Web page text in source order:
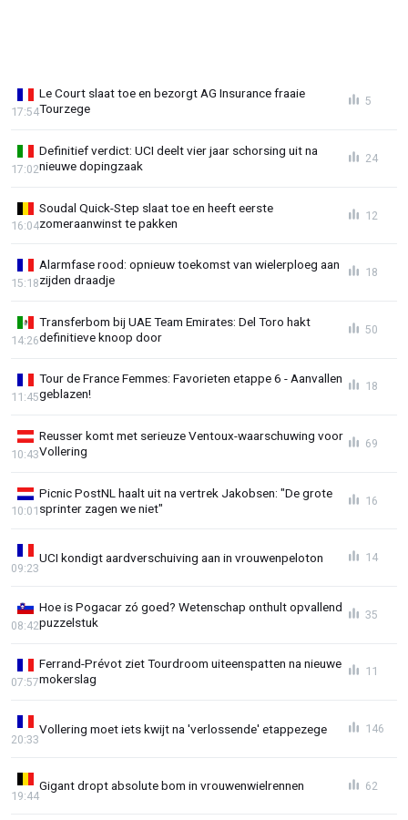
Le Court slaat toe en bezorgt AG Insurance fraaie
Tourzege
17:54
5
Definitief verdict: UCI deelt vier jaar schorsing uit na
nieuwe dopingzaak
17:02
24
Soudal Quick-Step slaat toe en heeft eerste
zomeraanwinst te pakken
16:04
12
Alarmfase rood: opnieuw toekomst van wielerploeg aan
zijden draadje
15:18
18
Transferbom bij UAE Team Emirates: Del Toro hakt
definitieve knoop door
14:26
50
Tour de France Femmes: Favorieten etappe 6 - Aanvallen
geblazen!
11:45
18
Reusser komt met serieuze Ventoux-waarschuwing voor
Vollering
10:43
69
Picnic PostNL haalt uit na vertrek Jakobsen: "De grote
sprinter zagen we niet"
10:01
16
UCI kondigt aardverschuiving aan in vrouwenpeloton
09:23
14
Hoe is Pogacar zó goed? Wetenschap onthult opvallend
puzzelstuk
08:42
35
Ferrand-Prévot ziet Tourdroom uiteenspatten na nieuwe
mokerslag
07:57
11
Vollering moet iets kwijt na 'verlossende' etappezege
20:33
146
Gigant dropt absolute bom in vrouwenwielrennen
19:44
62